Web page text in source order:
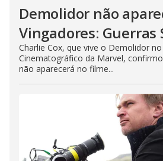
Demolidor não
Vingadores: Guerras
Charlie Cox, que vive o Demolidor
Cinematográfico da Marvel,
não aparecerá no filme...